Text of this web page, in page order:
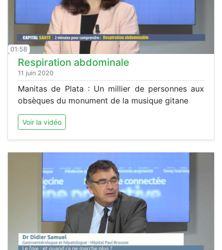
01:58
Respiration abdominale
11 juin 2020
Manitas de Plata : Un millier de personnes aux
obsèques du monument de la musique gitane
Voir la vidéo